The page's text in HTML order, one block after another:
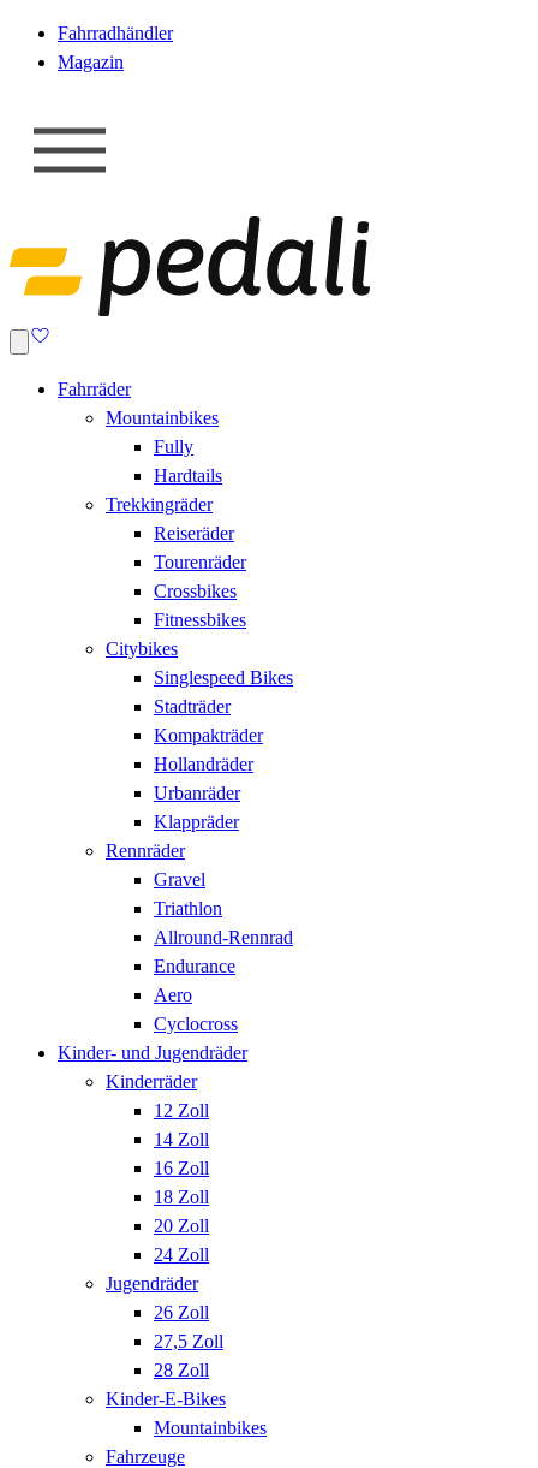
Fahrradhändler
Magazin
Fahrräder
Mountainbikes
Fully
Hardtails
Trekkingräder
Reiseräder
Tourenräder
Crossbikes
Fitnessbikes
Citybikes
Singlespeed Bikes
Stadträder
Kompakträder
Hollandräder
Urbanräder
Klappräder
Rennräder
Gravel
Triathlon
Allround-Rennrad
Endurance
Aero
Cyclocross
Kinder- und Jugendräder
Kinderräder
12 Zoll
14 Zoll
16 Zoll
18 Zoll
20 Zoll
24 Zoll
Jugendräder
26 Zoll
27,5 Zoll
28 Zoll
Kinder-E-Bikes
Mountainbikes
Fahrzeuge